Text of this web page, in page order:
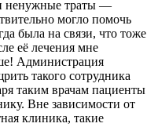
ненужные траты —
могло помочь
была на связи, что тоже
её лечения мне
Администрация
такого сотрудника
таким врачам пациенты
Вне зависимости от
клиника, такие